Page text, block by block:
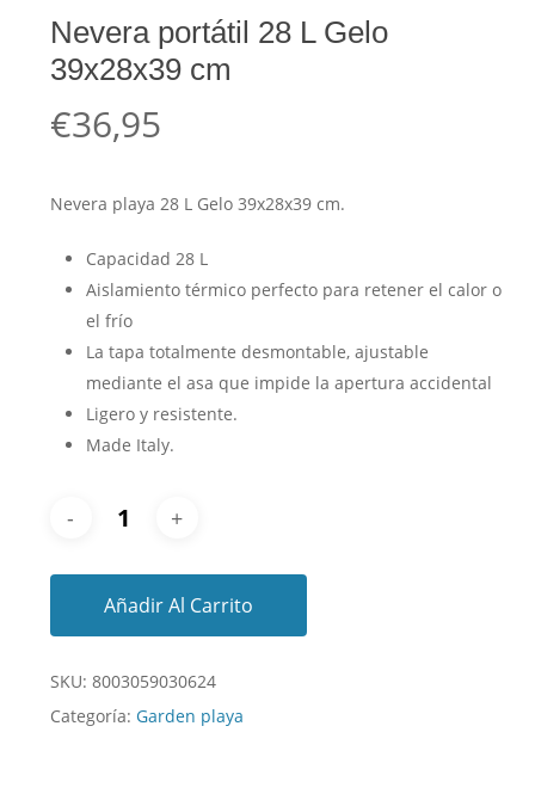
Nevera portátil 28 L Gelo
39x28x39 cm
€36,95
Nevera playa 28 L Gelo 39x28x39 cm.
Capacidad 28 L
Aislamiento térmico perfecto para retener el calor o
el frío
La tapa totalmente desmontable, ajustable
mediante el asa que impide la apertura accidental
Ligero y resistente.
Made Italy.
Añadir Al Carrito
SKU: 8003059030624
Categoría: Garden playa